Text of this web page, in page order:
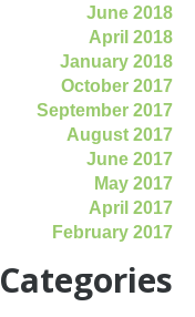
June 2018
April 2018
January 2018
October 2017
September 2017
August 2017
June 2017
May 2017
April 2017
February 2017
Categories